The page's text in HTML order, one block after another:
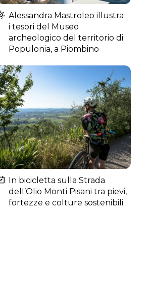
Alessandra Mastroleo illustra
i tesori del Museo
archeologico del territorio di
Populonia, a Piombino
In bicicletta sulla Strada
dell’Olio Monti Pisani tra pievi,
fortezze e colture sostenibili